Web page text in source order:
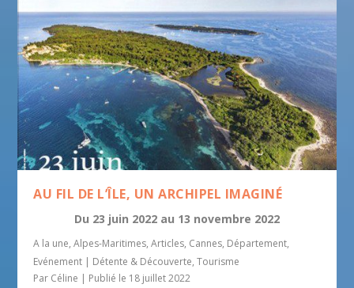
AU FIL DE L’ÎLE, UN ARCHIPEL IMAGINÉ
Du 23 juin 2022 au 13 novembre 2022
A la une,Alpes-Maritimes,Articles, Cannes, Département,
Evénement | Détente & Découverte,Tourisme
Par Céline | Publié le 18 juillet 2022